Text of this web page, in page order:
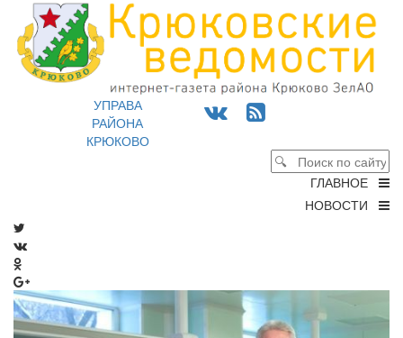
УПРАВА
РАЙОНА
КРЮКОВО
ГЛАВНОЕ
НОВОСТИ